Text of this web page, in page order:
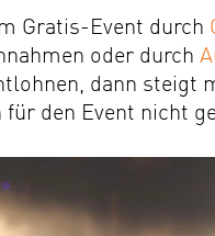
Gratis-Event durch
oder durch
dann steigt
für den Event nicht